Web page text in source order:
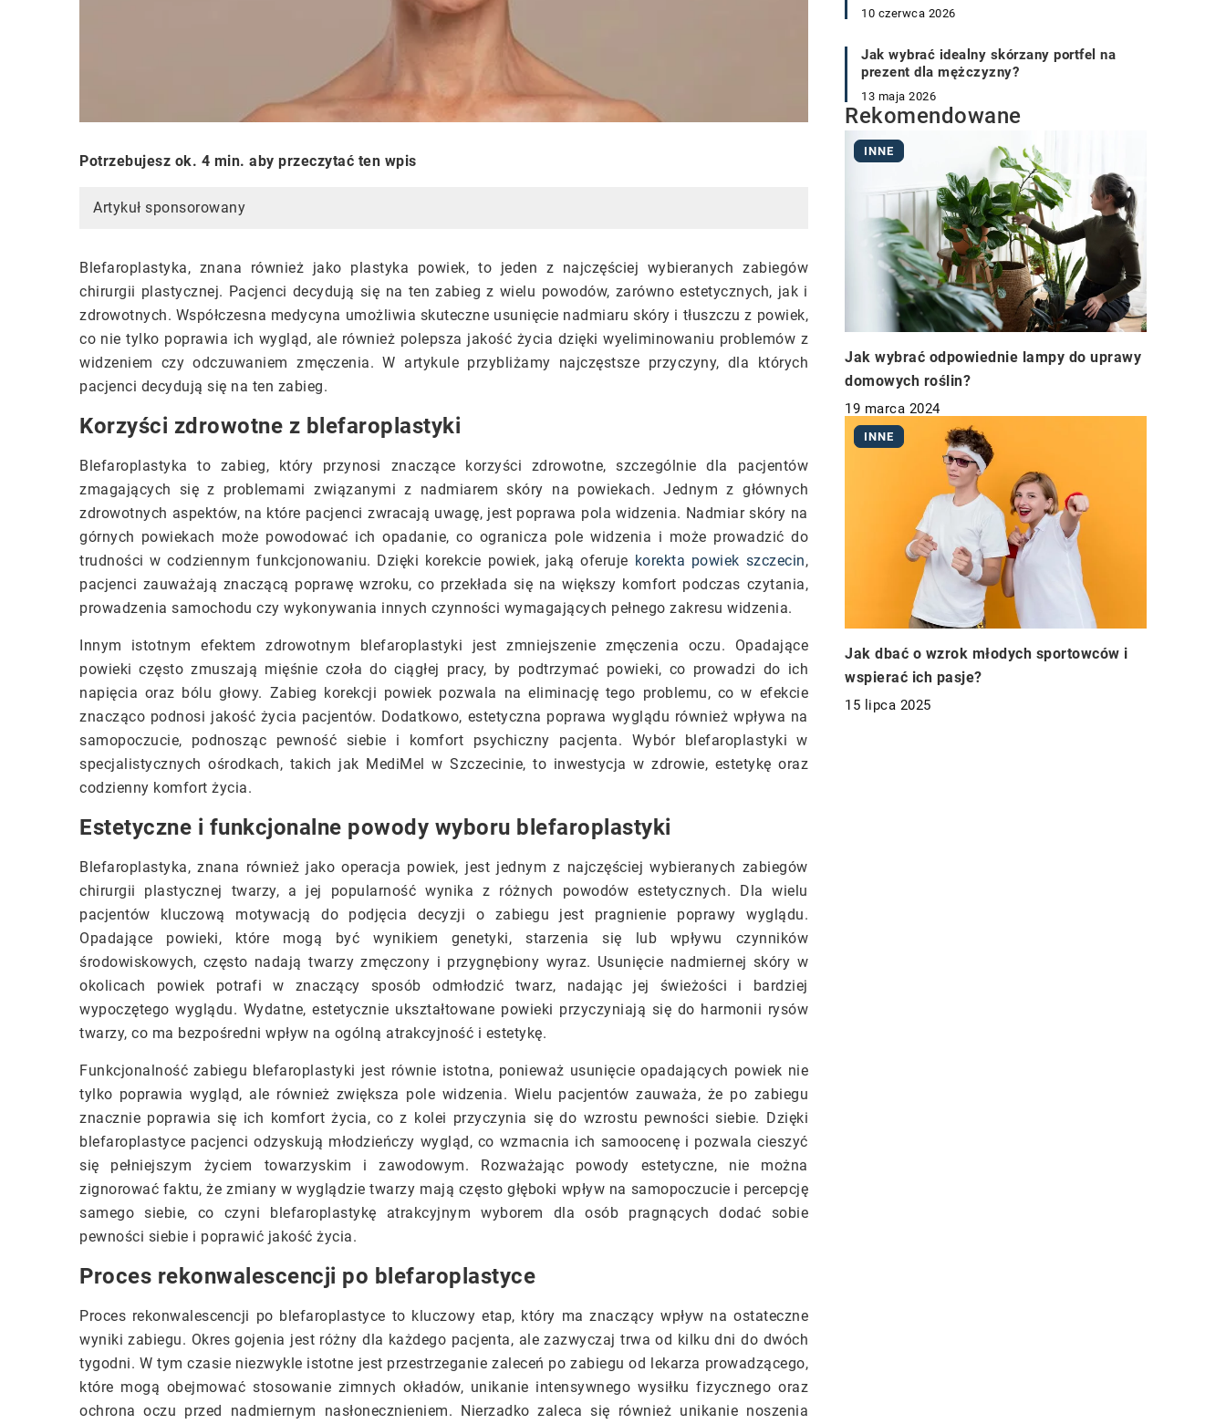
Potrzebujesz ok. 4 min. aby przeczytać ten wpis
Artykuł sponsorowany
Blefaroplastyka, znana również jako plastyka powiek, to jeden z najczęściej wybieranych zabiegów
chirurgii plastycznej. Pacjenci decydują się na ten zabieg z wielu powodów, zarówno estetycznych, jak i
zdrowotnych. Współczesna medycyna umożliwia skuteczne usunięcie nadmiaru skóry i tłuszczu z powiek,
co nie tylko poprawia ich wygląd, ale również polepsza jakość życia dzięki wyeliminowaniu problemów z
widzeniem czy odczuwaniem zmęczenia. W artykule przybliżamy najczęstsze przyczyny, dla których
pacjenci decydują się na ten zabieg.
Korzyści zdrowotne z blefaroplastyki
Blefaroplastyka to zabieg, który przynosi znaczące korzyści zdrowotne, szczególnie dla pacjentów
zmagających się z problemami związanymi z nadmiarem skóry na powiekach. Jednym z głównych
zdrowotnych aspektów, na które pacjenci zwracają uwagę, jest poprawa pola widzenia. Nadmiar skóry na
górnych powiekach może powodować ich opadanie, co ogranicza pole widzenia i może prowadzić do
trudności w codziennym funkcjonowaniu. Dzięki korekcie powiek, jaką oferuje korekta powiek szczecin,
pacjenci zauważają znaczącą poprawę wzroku, co przekłada się na większy komfort podczas czytania,
prowadzenia samochodu czy wykonywania innych czynności wymagających pełnego zakresu widzenia.
Innym istotnym efektem zdrowotnym blefaroplastyki jest zmniejszenie zmęczenia oczu. Opadające
powieki często zmuszają mięśnie czoła do ciągłej pracy, by podtrzymać powieki, co prowadzi do ich
napięcia oraz bólu głowy. Zabieg korekcji powiek pozwala na eliminację tego problemu, co w efekcie
znacząco podnosi jakość życia pacjentów. Dodatkowo, estetyczna poprawa wyglądu również wpływa na
samopoczucie, podnosząc pewność siebie i komfort psychiczny pacjenta. Wybór blefaroplastyki w
specjalistycznych ośrodkach, takich jak MediMel w Szczecinie, to inwestycja w zdrowie, estetykę oraz
codzienny komfort życia.
Estetyczne i funkcjonalne powody wyboru blefaroplastyki
Blefaroplastyka, znana również jako operacja powiek, jest jednym z najczęściej wybieranych zabiegów
chirurgii plastycznej twarzy, a jej popularność wynika z różnych powodów estetycznych. Dla wielu
pacjentów kluczową motywacją do podjęcia decyzji o zabiegu jest pragnienie poprawy wyglądu.
Opadające powieki, które mogą być wynikiem genetyki, starzenia się lub wpływu czynników
środowiskowych, często nadają twarzy zmęczony i przygnębiony wyraz. Usunięcie nadmiernej skóry w
okolicach powiek potrafi w znaczący sposób odmłodzić twarz, nadając jej świeżości i bardziej
wypoczętego wyglądu. Wydatne, estetycznie ukształtowane powieki przyczyniają się do harmonii rysów
twarzy, co ma bezpośredni wpływ na ogólną atrakcyjność i estetykę.
Funkcjonalność zabiegu blefaroplastyki jest równie istotna, ponieważ usunięcie opadających powiek nie
tylko poprawia wygląd, ale również zwiększa pole widzenia. Wielu pacjentów zauważa, że po zabiegu
znacznie poprawia się ich komfort życia, co z kolei przyczynia się do wzrostu pewności siebie. Dzięki
blefaroplastyce pacjenci odzyskują młodzieńczy wygląd, co wzmacnia ich samoocenę i pozwala cieszyć
się pełniejszym życiem towarzyskim i zawodowym. Rozważając powody estetyczne, nie można
zignorować faktu, że zmiany w wyglądzie twarzy mają często głęboki wpływ na samopoczucie i percepcję
samego siebie, co czyni blefaroplastykę atrakcyjnym wyborem dla osób pragnących dodać sobie
pewności siebie i poprawić jakość życia.
Proces rekonwalescencji po blefaroplastyce
Proces rekonwalescencji po blefaroplastyce to kluczowy etap, który ma znaczący wpływ na ostateczne
wyniki zabiegu. Okres gojenia jest różny dla każdego pacjenta, ale zazwyczaj trwa od kilku dni do dwóch
tygodni. W tym czasie niezwykle istotne jest przestrzeganie zaleceń po zabiegu od lekarza prowadzącego,
które mogą obejmować stosowanie zimnych okładów, unikanie intensywnego wysiłku fizycznego oraz
ochrona oczu przed nadmiernym nasłonecznieniem. Nierzadko zaleca się również unikanie noszenia
10 czerwca 2026
Jak wybrać idealny skórzany portfel na
prezent dla mężczyzny?
13 maja 2026
Rekomendowane
INNE
Jak wybrać odpowiednie lampy do uprawy
domowych roślin?
19 marca 2024
INNE
Jak dbać o wzrok młodych sportowców i
wspierać ich pasje?
15 lipca 2025